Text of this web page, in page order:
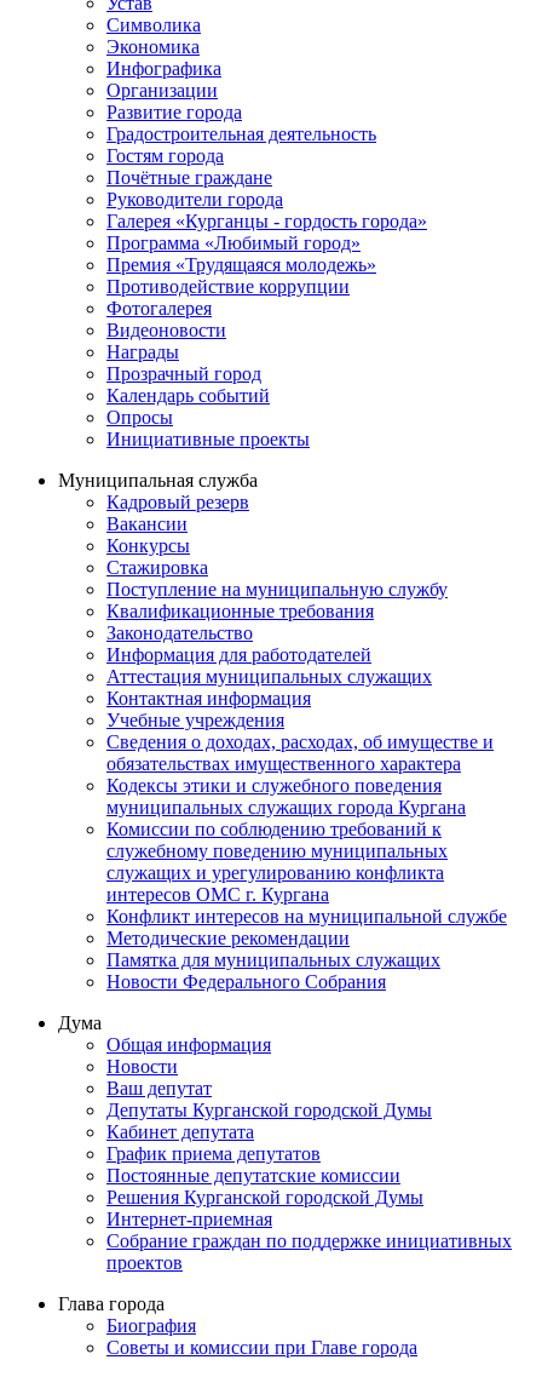
Символика
Экономика
Инфографика
Организации
Развитие города
Градостроительная деятельность
Гостям города
Почётные граждане
Руководители города
Галерея «Курганцы - гордость города»
Программа «Любимый город»
Премия «Трудящаяся молодежь»
Противодействие коррупции
Фотогалерея
Видеоновости
Награды
Прозрачный город
Календарь событий
Опросы
Инициативные проекты
Муниципальная служба
Кадровый резерв
Вакансии
Конкурсы
Стажировка
Поступление на муниципальную службу
Квалификационные требования
Законодательство
Информация для работодателей
Аттестация муниципальных служащих
Контактная информация
Учебные учреждения
Сведения о доходах, расходах, об имуществе и
обязательствах имущественного характера
Кодексы этики и служебного поведения
муниципальных служащих города Кургана
Комиссии по соблюдению требований к
служебному поведению муниципальных
служащих и урегулированию конфликта
интересов ОМС г. Кургана
Конфликт интересов на муниципальной службе
Методические рекомендации
Памятка для муниципальных служащих
Новости Федерального Cобрания
Дума
Общая информация
Новости
Ваш депутат
Депутаты Курганской городской Думы
Кабинет депутата
График приема депутатов
Постоянные депутатские комиссии
Решения Курганской городской Думы
Интернет-приемная
Собрание граждан по поддержке инициативных
проектов
Глава города
Биография
Советы и комиссии при Главе города